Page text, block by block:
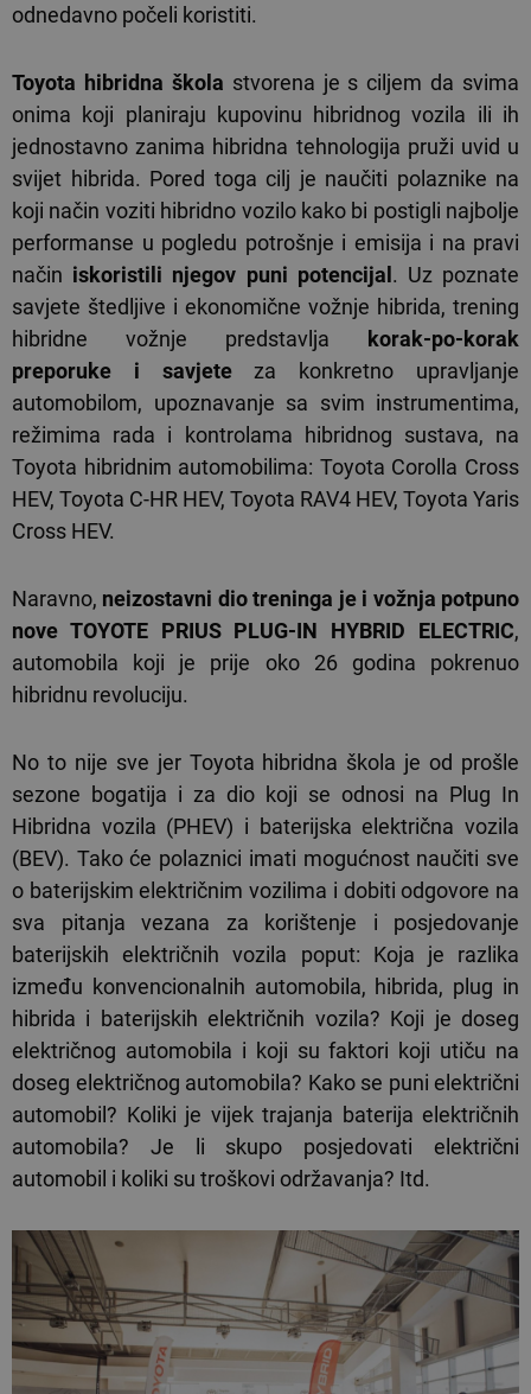
odnedavno počeli koristiti.
Toyota hibridna škola stvorena je s ciljem da svima
onima koji planiraju kupovinu hibridnog vozila ili ih
jednostavno zanima hibridna tehnologija pruži uvid u
svijet hibrida. Pored toga cilj je naučiti polaznike na
koji način voziti hibridno vozilo kako bi postigli najbolje
performanse u pogledu potrošnje i emisija i na pravi
način iskoristili njegov puni potencijal . Uz poznate
savjete štedljive i ekonomične vožnje hibrida, trening
hibridne vožnje predstavlja korak-po-korak
preporuke i savjeteza konkretno upravljanje
automobilom, upoznavanje sa svim instrumentima,
režimima rada i kontrolama hibridnog sustava, na
Toyota hibridnim automobilima: Toyota Corolla Cross
HEV, Toyota C-HR HEV, Toyota RAV4 HEV, Toyota Yaris
Cross HEV.
Naravno, neizostavni dio treninga je i vožnja potpuno
nove TOYOTE PRIUS PLUG-IN HYBRID ELECTRIC,
automobila koji je prije oko 26 godina pokrenuo
hibridnu revoluciju.
No to nije sve jer Toyota hibridna škola je od prošle
sezone bogatija i za dio koji se odnosi na Plug In
Hibridna vozila (PHEV) i baterijska električna vozila
(BEV). Tako će polaznici imati mogućnost naučiti sve
o baterijskim električnim vozilima i dobiti odgovore na
sva pitanja vezana za korištenje i posjedovanje
baterijskih električnih vozila poput: Koja je razlika
između konvencionalnih automobila, hibrida, plug in
hibrida i baterijskih električnih vozila? Koji je doseg
električnog automobila i koji su faktori koji utiču na
doseg električnog automobila? Kako se puni električni
automobil? Koliki je vijek trajanja baterija električnih
automobila? Je li skupo posjedovati električni
automobil i koliki su troškovi održavanja? Itd.